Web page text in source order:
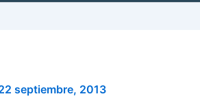
septiembre, 2013